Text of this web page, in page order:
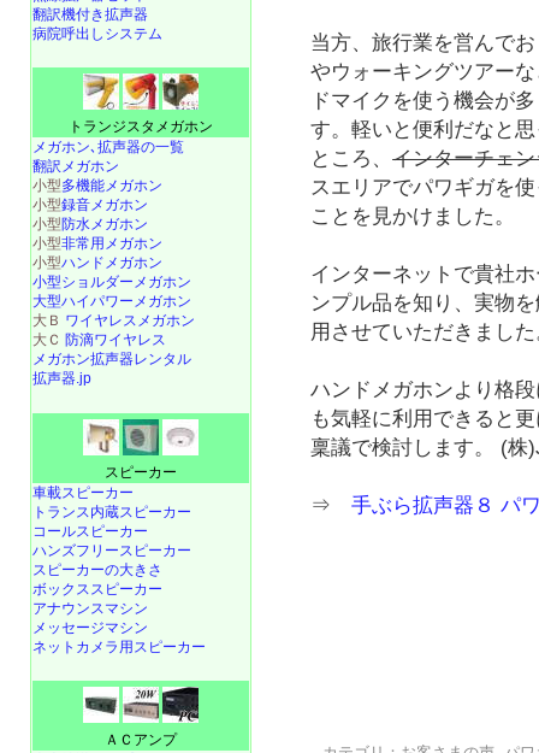
当方、旅行業を営んで
やウォーキングツアー
ドマイクを使う機会が
す。軽いと便利だなと
ところ、インターチェ
スエリアでパワギガを
ことを見かけました。
インターネットで貴社
ンプル品を知り、実物
用させていただきまし
ハンドメガホンより格
も気軽に利用できると
稟議で検討します。 (株
⇒手ぶら拡声器８ パ
翻訳機付き拡声器
病院呼出しシステム
トランジスタメガホン
メガホン､拡声器の一覧
翻訳メガホン
小型多機能メガホン
小型録音メガホン
小型防水メガホン
小型非常用メガホン
小型ハンドメガホン
小型ショルダーメガホン
大型ハイパワーメガホン
大Ｂ ワイヤレスメガホン
大Ｃ 防滴ワイヤレス
メガホン拡声器レンタル
拡声器.jp
スピーカー
車載スピーカー
トランス内蔵スピーカー
コールスピーカー
ハンズフリースピーカー
スピーカーの大きさ
ボックススピーカー
アナウンスマシン
メッセージマシン
ネットカメラ用スピーカー
ＡＣアンプ